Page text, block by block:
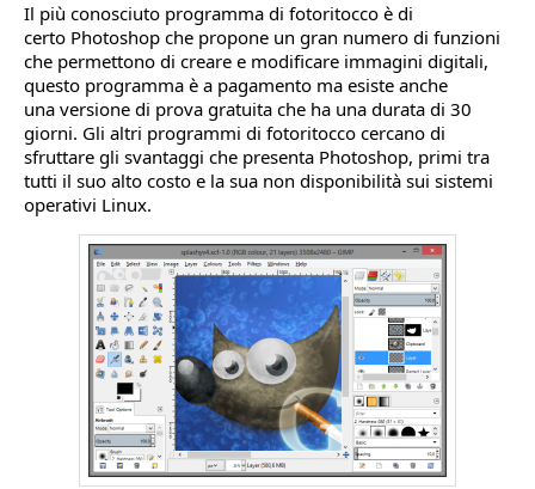
Il più conosciuto programma di fotoritocco è di
certo Photoshop che propone un gran numero di funzioni
che permettono di creare e modificare immagini digitali,
questo programma è a pagamento ma esiste anche
una versione di prova gratuita che ha una durata di 30
giorni. Gli altri programmi di fotoritocco cercano di
sfruttare gli svantaggi che presenta Photoshop, primi tra
tutti il suo alto costo e la sua non disponibilità sui sistemi
operativi Linux.